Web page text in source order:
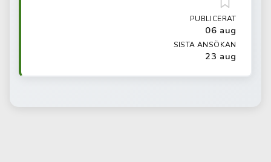
PUBLICERAT
06 aug
SISTA ANSÖKAN
23 aug